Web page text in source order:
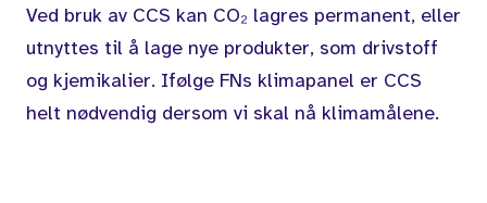
Ved bruk av CCS kan CO₂ lagres permanent, eller
utnyttes til å lage nye produkter, som drivstoff
og kjemikalier. Ifølge FNs klimapanel er CCS
helt nødvendig dersom vi skal nå klimamålene.